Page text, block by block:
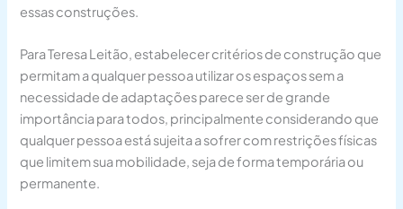
essas construções.
Para Teresa Leitão, estabelecer critérios de construção que
permitam a qualquer pessoa utilizar os espaços sem a
necessidade de adaptações parece ser de grande
importância para todos, principalmente considerando que
qualquer pessoa está sujeita a sofrer com restrições físicas
que limitem sua mobilidade, seja de forma temporária ou
permanente.